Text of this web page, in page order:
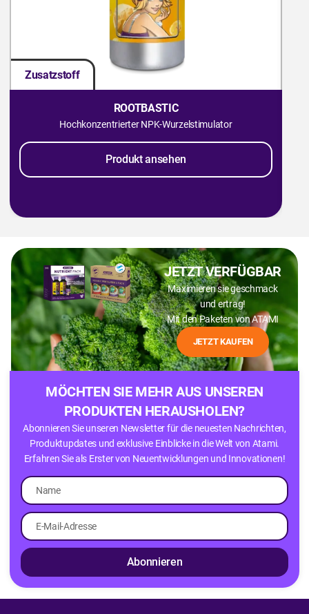
Zusatzstoff
ROOTBASTIC
Hochkonzentrierter NPK-Wurzelstimulator
Produkt ansehen
JETZT VERFÜGBAR
Maximieren sie geschmack
und ertrag!
Mit den Paketen von ATAMI
JETZT KAUFEN
MÖCHTEN SIE MEHR AUS UNSEREN
PRODUKTEN HERAUSHOLEN?
Abonnieren Sie unseren Newsletter für die neuesten Nachrichten,
Produktupdates und exklusive Einblicke in die Welt von Atami.
Erfahren Sie als Erster von Neuentwicklungen und Innovationen!
Abonnieren